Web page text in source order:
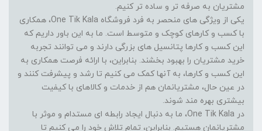
مشتریان به صرفه تر و ساده تر کنیم.
یکی از ویژگی های منحصر به فرد فروشگاه One Tik Kala، همکاری
با کسب و کارهای کوچک و متوسط است. ما به این باور داریم که
این کسب و کارها پتانسیل های بزرگی دارند و می توانند تجربه
خرید مشتریان را بهبود بخشند. بنابراین، با ارائه فرصت همکاری به
این کسب و کارها، به آنها کمک می کنیم تا رشد و پیشرفت کنند و
در عین حال، مشتریانمان هم از خدمات و کالاهای با کیفیت
بیشتری بهره مند شوند.
در One Tik Kala، ما به دنبال ایجاد رابطه ای مستدام و موثر با
مشتریانمان هستیم. بنابراین، تمام تلاش خود را می کنیم تا